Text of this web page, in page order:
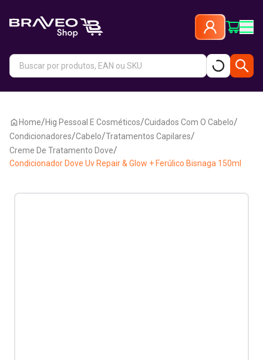
Home/Hig Pessoal E Cosméticos/Cuidados Com O Cabelo/
Condicionadores/Cabelo/Tratamentos Capilares/
Creme De Tratamento Dove/
Condicionador Dove Uv Repair & Glow + Ferúlico Bisnaga 150ml